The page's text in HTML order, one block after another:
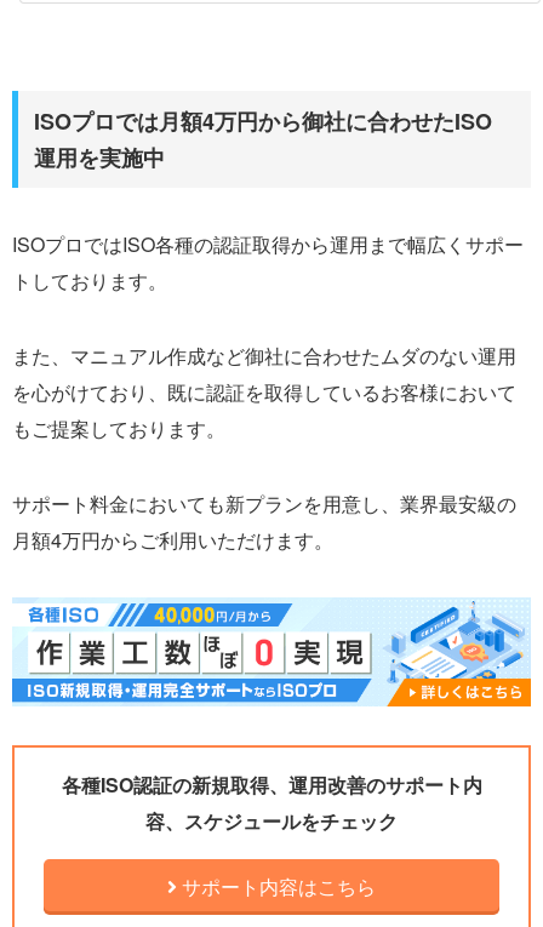
ISOプロでは月額4万円から御社に合わせたISO
運用を実施中
ISOプロではISO各種の認証取得から運用まで幅広くサポー
トしております。
また、マニュアル作成など御社に合わせたムダのない運用
を心がけており、既に認証を取得しているお客様において
もご提案しております。
サポート料金においても新プランを用意し、業界最安級の
月額4万円からご利用いただけます。
各種ISO認証の新規取得、運用改善のサポート内
容、スケジュールをチェック
サポート内容はこちら